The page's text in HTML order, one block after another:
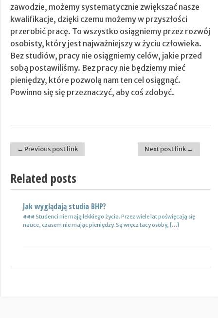
zawodzie, możemy systematycznie zwiększać nasze
kwalifikacje, dzięki czemu możemy w przyszłości
przerobić pracę. To wszystko osiągniemy przez rozwój
osobisty, który jest najważniejszy w życiu człowieka.
Bez studiów, pracy nie osiągniemy celów, jakie przed
sobą postawiliśmy. Bez pracy nie będziemy mieć
pieniędzy, które pozwolą nam ten cel osiągnąć.
Powinno się się przeznaczyć, aby coś zdobyć.
Post navigation
← Previous post link Next post link →
Related posts
Jak wyglądają studia BHP?
### Studenci nie mają lekkiego życia. Przez wiele lat poświęcają się
nauce, czasem nie mając pieniędzy. Są wręcz tacy osoby, […]